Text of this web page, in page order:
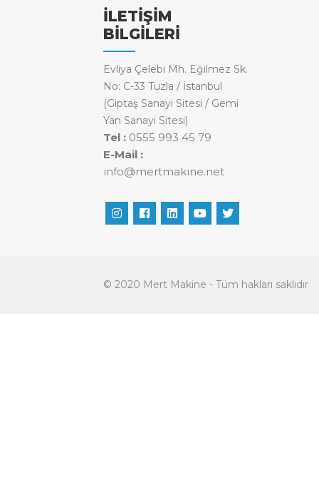
İLETİŞİM
BİLGİLERİ
Evliya Çelebi Mh. Eğilmez Sk.
No: C-33 Tuzla / İstanbul
(Giptaş Sanayi Sitesi / Gemi
Yan Sanayi Sitesi)
Tel : 0555 993 45 79
E-Mail :
info@mertmakine.net
© 2020 Mert Makine - Tüm hakları saklıdır